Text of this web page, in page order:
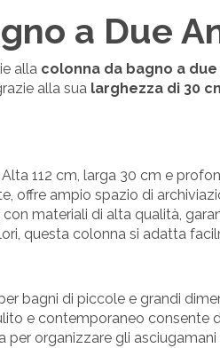
a Due
alla colonna da bagno a
alla sua larghezza di 30
Alta 112 cm, larga 30 cm e
offre ampio spazio di
materiali di alta qualità,
questa colonna si adatta
bagni di piccole e grandi
e contemporaneo consente
per organizzare gli